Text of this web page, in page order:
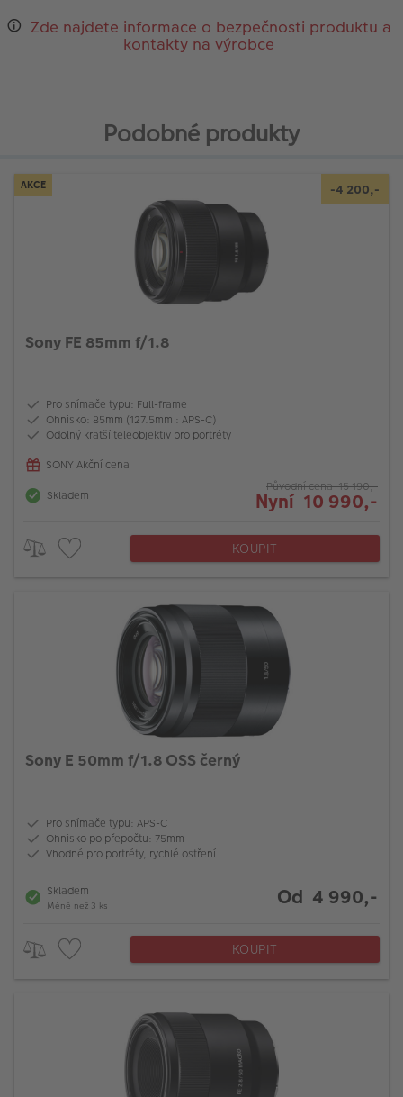
Zde najdete informace o bezpečnosti produktu a
kontakty na výrobce
Podobné produkty
AKCE -4 200,-
Sony FE 85mm f/1.8
Pro snímače typu: Full-frame
Ohnisko: 85mm (127.5mm : APS-C)
Odolný kratší teleobjektiv pro portréty
SONY Akční cena
Skladem
Původní cena 15 190,-
Nyní 10 990,-
KOUPIT
Sony E 50mm f/1.8 OSS černý
Pro snímače typu: APS-C
Ohnisko po přepočtu: 75mm
Vhodné pro portréty, rychlé ostření
Skladem
Méně než 3 ks Od 4 990,-
KOUPIT